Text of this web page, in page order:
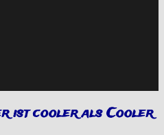
ist cooler als Cooler